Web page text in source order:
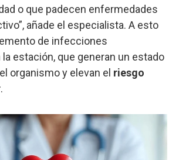
o que padecen enfermedades
añade el especialista. A esto
de infecciones
estación, que generan un estado
organismo y elevan el riesgo
.